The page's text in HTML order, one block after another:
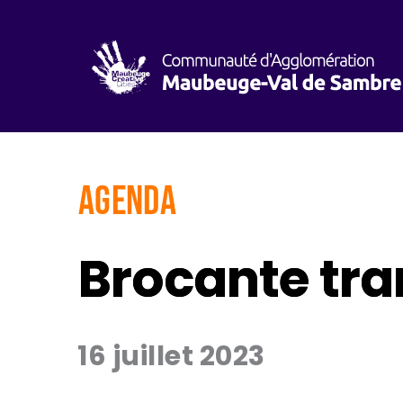
AGENDA
Brocante
16 juillet 2023